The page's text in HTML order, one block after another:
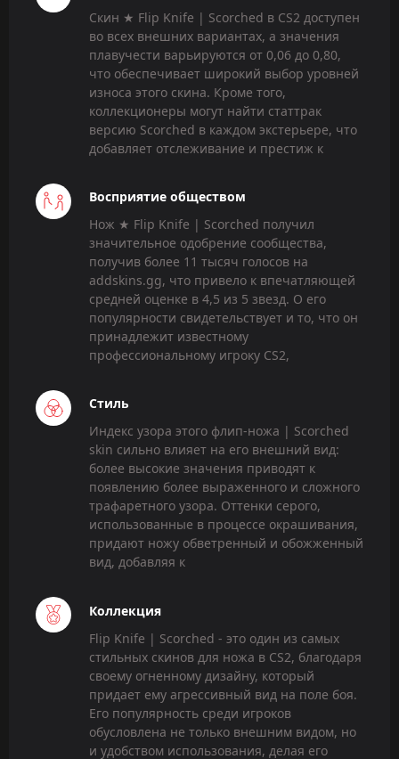
Скин ★ Flip Knife | Scorched в CS2 доступен
во всех внешних вариантах, а значения
плавучести варьируются от 0,06 до 0,80,
что обеспечивает широкий выбор уровней
износа этого скина. Кроме того,
коллекционеры могут найти статтрак
версию Scorched в каждом экстерьере, что
добавляет отслеживание и престиж к
Восприятие обществом
Нож ★ Flip Knife | Scorched получил
значительное одобрение сообщества,
получив более 11 тысяч голосов на
addskins.gg, что привело к впечатляющей
средней оценке в 4,5 из 5 звезд. О его
популярности свидетельствует и то, что он
принадлежит известному
профессиональному игроку CS2,
Стиль
Индекс узора этого флип-ножа | Scorched
skin сильно влияет на его внешний вид:
более высокие значения приводят к
появлению более выраженного и сложного
трафаретного узора. Оттенки серого,
использованные в процессе окрашивания,
придают ножу обветренный и обожженный
вид, добавляя к
Коллекция
Flip Knife | Scorched - это один из самых
стильных скинов для ножа в CS2, благодаря
своему огненному дизайну, который
придает ему агрессивный вид на поле боя.
Его популярность среди игроков
обусловлена не только внешним видом, но
и удобством использования, делая его